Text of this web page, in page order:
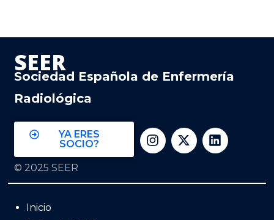
SEER
Sociedad Española de Enfermería
Radiológica
YA ERES
SOCIO?
© 2025 SEER
Inicio